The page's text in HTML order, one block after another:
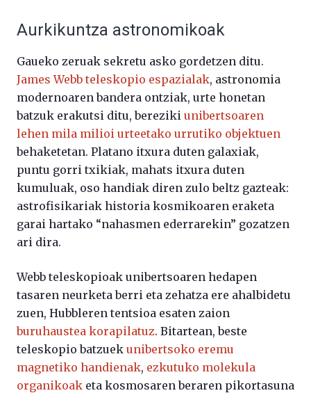
Aurkikuntza astronomikoak
Gaueko zeruak sekretu asko gordetzen ditu.
James Webb teleskopio espazialak, astronomia
modernoaren bandera ontziak, urte honetan
batzuk erakutsi ditu, bereziki unibertsoaren
lehen mila milioi urteetako urrutiko objektuen
behaketetan. Platano itxura duten galaxiak,
puntu gorri txikiak, mahats itxura duten
kumuluak, oso handiak diren zulo beltz gazteak:
astrofisikariak historia kosmikoaren eraketa
garai hartako “nahasmen ederrarekin” gozatzen
ari dira.
Webb teleskopioak unibertsoaren hedapen
tasaren neurketa berri eta zehatza ere ahalbidetu
zuen, Hubbleren tentsioa esaten zaion
buruhaustea korapilatuz. Bitartean, beste
teleskopio batzuek unibertsoko eremu
magnetiko handienak, ezkutuko molekula
organikoak eta kosmosaren beraren pikortasuna